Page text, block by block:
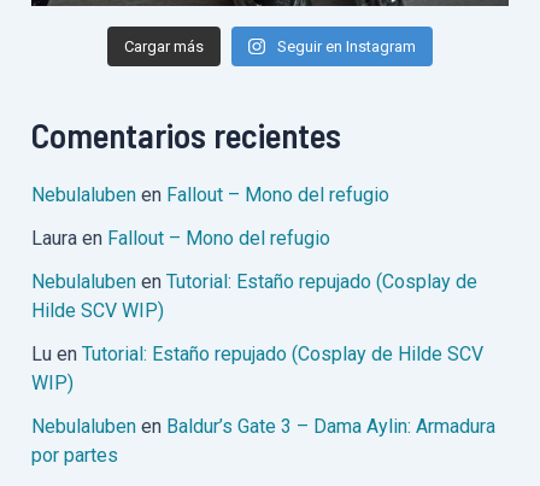
Cargar más Seguir en Instagram
Comentarios recientes
Nebulaluben en Fallout – Mono del refugio
Laura en Fallout – Mono del refugio
Nebulaluben enTutorial: Estaño repujado (Cosplay de
Hilde SCV WIP)
Lu enTutorial: Estaño repujado (Cosplay de Hilde SCV
WIP)
Nebulaluben en Baldur’s Gate 3 – Dama Aylin: Armadura
por partes